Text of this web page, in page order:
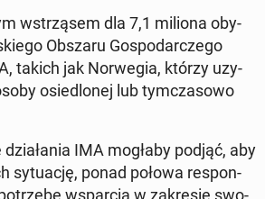
wstrzą­sem dla 7,1 miliona oby­
Obszaru Go­spo­dar­cze­go
takich jak Nor­we­gia, którzy uzy­
osie­dlo­nej lub tym­cza­so­wo
IMA mogłaby podjąć, aby
sy­tu­ację, ponad połowa re­spon­
wspar­cia w za­kre­sie swo­